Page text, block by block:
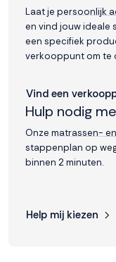
Laat je persoonlijk
en vind jouw ideale
een specifiek
verkooppunt om te
Vind een
Hulp nodig
Onze matrassen-
stappenplan op
binnen 2 minuten.
Help mij kiezen